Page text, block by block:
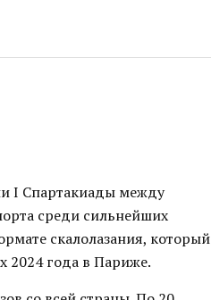
I Спартакиады между
среди сильнейших
скалолазания, который
2024 года в Париже.